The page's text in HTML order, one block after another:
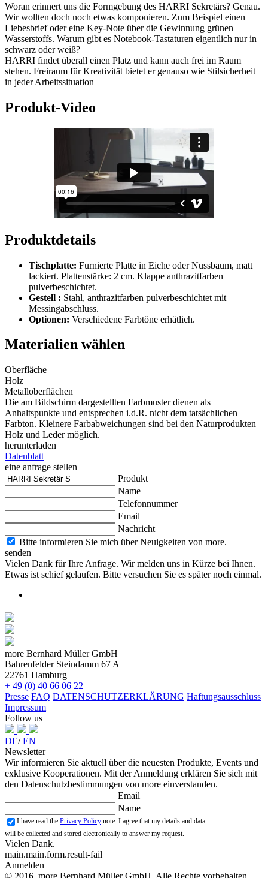
Woran erinnert uns die Formgebung des HARRI Sekretärs? Genau.
Wir wollten doch noch etwas komponieren. Zum Beispiel einen
Liebesbrief oder eine Key-Note über die Gewinnung grünen
Wasserstoffs. Warum gibt es Notebook-Tastaturen eigentlich nur in
schwarz oder weiß?
HARRI findet überall einen Platz und kann auch frei im Raum
stehen. Freiraum für Kreativität bietet er genauso wie Stilsicherheit
in jeder Arbeitssituation
Produkt-Video
Produktdetails
Tischplatte: Furnierte Platte in Eiche oder Nussbaum, matt
lackiert. Plattenstärke: 2 cm. Klappe anthrazitfarben
pulverbeschichtet.
Gestell : Stahl, anthrazitfarben pulverbeschichtet mit
Messingabschluss.
Optionen: Verschiedene Farbtöne erhätlich.
Materialien wählen
Oberfläche
Holz
Metalloberflächen
Die am Bildschirm dargestellten Farbmuster dienen als
Anhaltspunkte und entsprechen i.d.R. nicht dem tatsächlichen
Farbton. Kleinere Farbabweichungen sind bei den Naturprodukten
Holz und Leder möglich.
herunterladen
Datenblatt
eine anfrage stellen
Produkt
Name
Telefonnummer
Email
Nachricht
Bitte informieren Sie mich über Neuigkeiten von more.
senden
Vielen Dank für Ihre Anfrage. Wir melden uns in Kürze bei Ihnen.
Etwas ist schief gelaufen. Bitte versuchen Sie es später noch einmal.
more Bernhard Müller GmbH
Bahrenfelder Steindamm 67 A
22761 Hamburg
+ 49 (0) 40 66 06 22
Presse FAQ DATENSCHUTZERKLÄRUNG Haftungsausschluss
Impressum
Follow us
DE/EN
Newsletter
Wir informieren Sie aktuell über die neuesten Produkte, Events und
exklusive Kooperationen. Mit der Anmeldung erklären Sie sich mit
den Datenschutzbestimmungen von more einverstanden.
Email
Name
I have read the Privacy Policy note. I agree that my details and data
will be collected and stored electronically to answer my request.
Vielen Dank.
main.main.form.result-fail
Anmelden
© 2016, more Bernhard Müller GmbH. Alle Rechte vorbehalten.